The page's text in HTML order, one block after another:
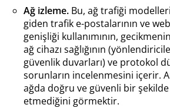
Ağ izleme. Bu, ağ trafiği
giden trafik e-postalarının ve
genişliği kullanımının,
ağ cihazı sağlığının
güvenlik duvarları) ve protokol
sorunların incelenmesini içerir.
ağda doğru ve güvenli bir
etmediğini görmektir.